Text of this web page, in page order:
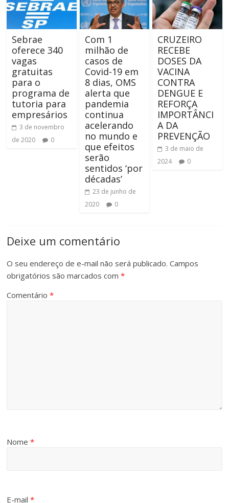
Sebrae
oferece 340
vagas
gratuitas
para o
programa de
tutoria para
empresários
3 de novembro
de 2020
0
Com 1
milhão de
casos de
Covid-19 em
8 dias, OMS
alerta que
pandemia
continua
acelerando
no mundo e
que efeitos
serão
sentidos ‘por
décadas’
23 de junho de
2020
0
CRUZEIRO
RECEBE
DOSES DA
VACINA
CONTRA
DENGUE E
REFORÇA
IMPORTÂNCI
A DA
PREVENÇÃO
3 de maio de
2024
0
Deixe um comentário
O seu endereço de e-mail não será publicado. Campos
obrigatórios são marcados com*
Comentário*
Nome*
E-mail*